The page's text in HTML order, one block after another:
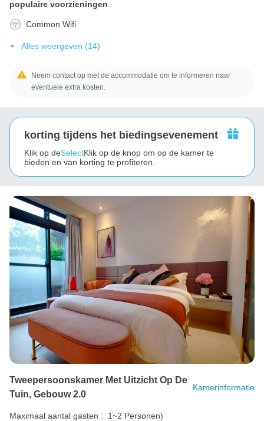
populaire voorzieningen
Common Wifi
Alles weergeven (14)
Neem contact op met de accommodatie om te informeren naar
eventuele extra kosten.
korting tijdens het biedingsevenement
Klik op deSelectKlik op de knop om op de kamer te
bieden en van korting te profiteren.
Tweepersoonskamer Met Uitzicht Op De
Tuin, Gebouw 2.0
Kamerinformatie
Maximaal aantal gasten :
1~2 Personen)